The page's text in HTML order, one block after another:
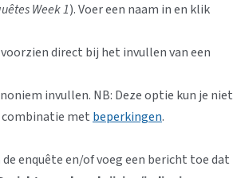
Week 1). Voer een naam in en klik
direct bij het invullen van een
invullen. NB: Deze optie kun je niet
combinatie met beperkingen.
enquête en/of voeg een bericht toe dat